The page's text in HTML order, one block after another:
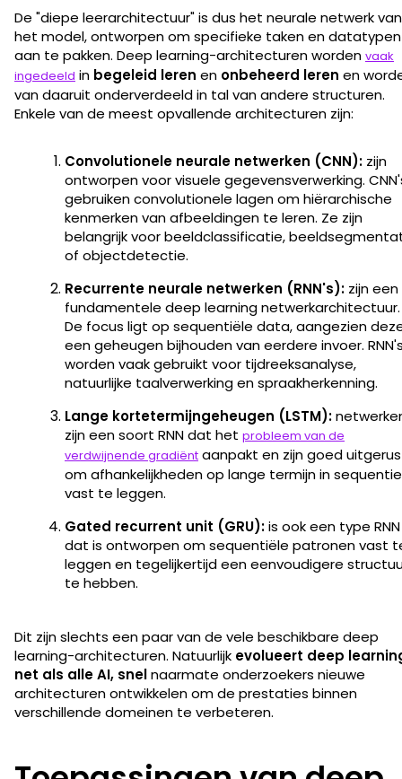
De "diepe leerarchitectuur" is dus het neurale netwerk van
het model, ontworpen om specifieke taken en datatypen
aan te pakken. Deep learning-architecturen worden vaak
ingedeeld in begeleid leren en onbeheerd leren en
van daaruit onderverdeeld in tal van andere structuren.
Enkele van de meest opvallende architecturen zijn:
Convolutionele neurale netwerken (CNN): zijn
ontworpen voor visuele gegevensverwerking.
gebruiken convolutionele lagen om hiërarchische
kenmerken van afbeeldingen te leren. Ze zijn
belangrijk voor beeldclassificatie,
of objectdetectie.
Recurrente neurale netwerken (RNN's): zijn een
fundamentele deep learning netwerkarchitectuur.
De focus ligt op sequentiële data, aangezien
een geheugen bijhouden van eerdere invoer.
worden vaak gebruikt voor tijdreeksanalyse,
natuurlijke taalverwerking en spraakherkenning.
Lange kortetermijngeheugen (LSTM):
zijn een soort RNN dat het probleem van de
verdwijnende gradiënt aanpakt en zijn goed
om afhankelijkheden op lange termijn in
vast te leggen.
Gated recurrent unit (GRU):is ook een type RNN
dat is ontworpen om sequentiële patronen vast
leggen en tegelijkertijd een eenvoudigere
te hebben.
Dit zijn slechts een paar van de vele beschikbare deep
learning-architecturen. Natuurlijk evolueert deep
net als alle AI, snelnaarmate onderzoekers nieuwe
architecturen ontwikkelen om de prestaties binnen
verschillende domeinen te verbeteren.